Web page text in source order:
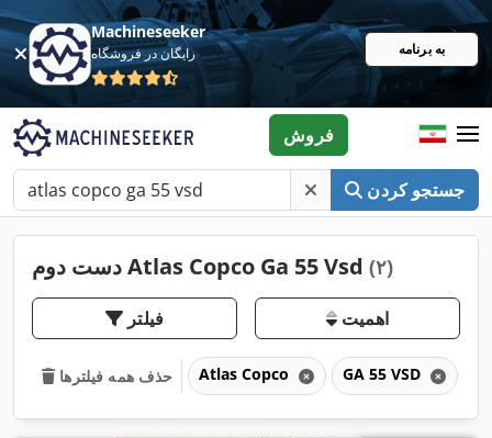
Machineseeker
رایگان در فروشگاه به برنامه
جستجو کردن
فروش
دست دوم Atlas Copco Ga 55 Vsd (۲)
فیلتر اهمیت
حذف همه فیلترها Atlas Copco GA 55 VSD